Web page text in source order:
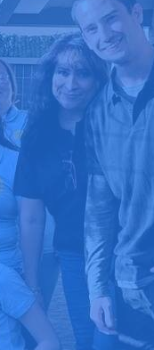
detalle
919 03
⭐⭐⭐⭐⭐